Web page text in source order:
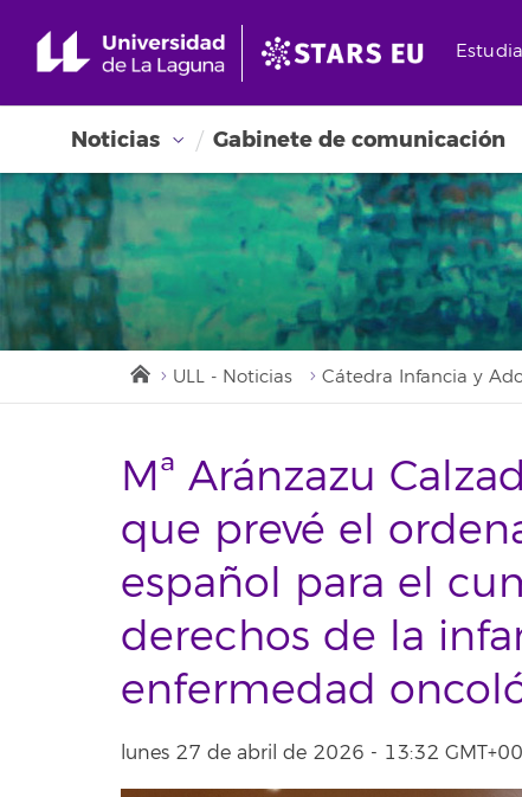
Noticias Gabinete de comunicación
ULL - Noticias Cátedra Infancia y
Mª Aránzazu
que prevé el
español para el
derechos de la
enfermedad
lunes 27 de abril de 2026 - 13:32